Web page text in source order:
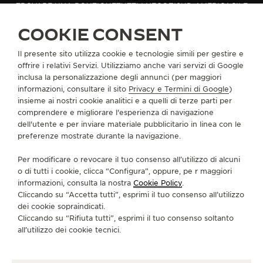
THE STELLAR ODYSSEY
THE PRECISION PIONEER
VEDERE TUTTI GLI EVENTI
TROVARE UNA BOUTIQUETUTTI I NEGOZISUD AMERICACILE
VAI ALLA PAGINA INSTAGRAM DI JAEGER-
VAI ALLA PAGINA LINKEDIN DI JAEGER-
VAI ALLA PAGINA FACEBOOK DI
VAI ALLA PAGINA YOUTUBE
VAI ALLA PAGINA
VAI ALLA PAGINA
ISCRIVERSI ALLA NEWSLETTER
INFORMAZIONI SU DI NOI
SERVIZI
CONTATTI
COOKIE CONSENT
Il presente sito utilizza cookie e tecnologie simili per gestire e
offrire i relativi Servizi. Utilizziamo anche vari servizi di Google
inclusa la personalizzazione degli annunci (per maggiori
informazioni, consultare il sito Privacy e Termini di Google)
insieme ai nostri cookie analitici e a quelli di terze parti per
comprendere e migliorare l'esperienza di navigazione
dell'utente e per inviare materiale pubblicitario in linea con le
preferenze mostrate durante la navigazione.
Per modificare o revocare il tuo consenso all’utilizzo di alcuni
o di tutti i cookie, clicca “Configura”, oppure, pe r maggiori
informazioni, consulta la nostra Cookie Policy.
Cliccando su “Accetta tutti”, esprimi il tuo consenso all’utilizzo
dei cookie sopraindicati.
Cliccando su “Rifiuta tutti”, esprimi il tuo consenso soltanto
all’utilizzo dei cookie tecnici.